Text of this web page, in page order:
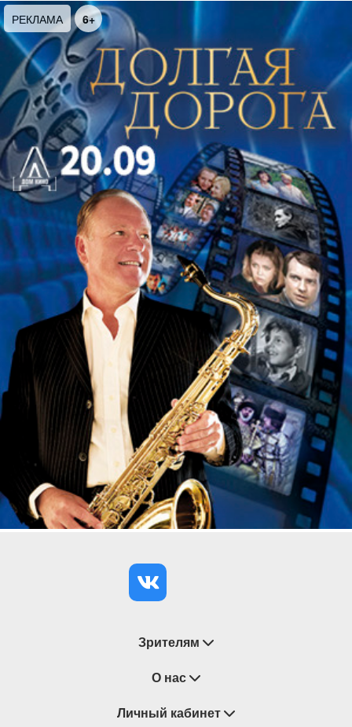
оперных творений Чайковского, среди которых
«Евгений Онегин», «Пиковая дама», «Иоланта» и
«Черевички», а также будет представлена
насыщенная палитра его камерно-вокальных
сочинений. В их числе такие жемчужины
вокальной музыки, как романсы «Средь шумного
бала» и «Благословляю вас, леса» на стихи
Алексея Толстого, «День ли царит» и «Забыть так
скоро» на стихи Алексея Апухтина, «Скажи, о чём
в тени ветвей» на стихи Владимира Соллогуба,
«Колыбельная» на стихи Аполлона Майкова.
Вечер адресован всем поклонникам музыкального
искусства, а также тем, кто только начинает свое
знакомство с творчеством Чайковского.
Исполнители, лауреаты международных
конкурсов:
Виктория Ребенко (сопрано)
Максим Булатов (баритон)
Анатолий Ломунов (тенор)
Ольга Котлярова (фортепиано)
концерт ведет музыковед Елена Пархоменко
Продолжительность — 1 час 40 минут с антрактом
*Экскурсия по Дому Кочневой в 18:00
6+
Зрителям
Восстановление билетов
Замена / Отмена / Перенос мероприятий
О нас
О компании
Личный кабинет